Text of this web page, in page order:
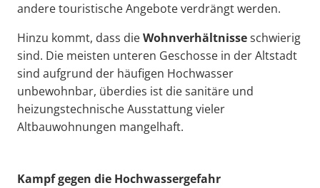
andere touristische Angebote verdrängt werden.
Hinzu kommt, dass dieWohnverhältnisseschwierig
sind. Die meisten unteren Geschosse in der Altstadt
sind aufgrund der häufigen Hochwasser
unbewohnbar, überdies ist die sanitäre und
heizungstechnische Ausstattung vieler
Altbauwohnungen mangelhaft.
Kampf gegen die Hochwassergefahr